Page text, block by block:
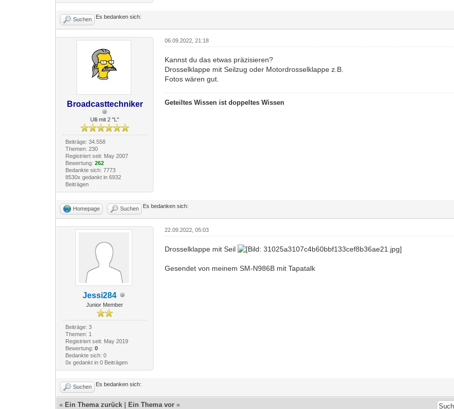
Suchen Es bedanken sich:
Broadcasttechniker
Ulli mit 2 "L"
Beiträge: 34.558
Themen: 230
Registriert seit: May 2007
Bewertung: 262
Bedankte sich: 7773
8530x gedankt in 6932
Beiträgen
06.09.2022, 21:18
Kannst du das etwas präzisieren?
Drosselklappe mit Seilzug oder Motordrosselklappe z.B.
Fotos wären gut.
Geteiltes Wissen ist doppeltes Wissen
Homepage Suchen Es bedanken sich:
Jessi284
Junior Member
Beiträge: 3
Themen: 1
Registriert seit: May 2019
Bewertung: 0
Bedankte sich: 0
0x gedankt in 0 Beiträgen
22.09.2022, 05:03
Drosselklappe mit Seil
Gesendet von meinem SM-N986B mit Tapatalk
Suchen Es bedanken sich:
« Ein Thema zurück Ein Thema vor »